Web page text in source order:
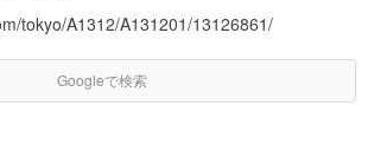
tokyo/A1312/A131201/13126861/
Googleで検索